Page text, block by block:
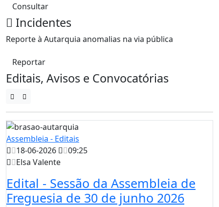
Consultar
Incidentes
Reporte à Autarquia anomalias na via pública
Reportar
Editais, Avisos e Convocatórias
Assembleia - Editais
18-06-2026
09:25
Elsa Valente
Edital - Sessão da Assembleia de
Freguesia de 30 de junho 2026